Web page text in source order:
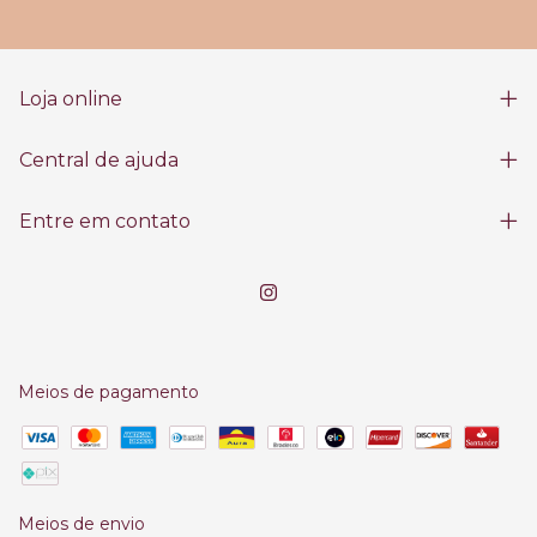
Loja online
Central de ajuda
Entre em contato
Meios de pagamento
Meios de envio